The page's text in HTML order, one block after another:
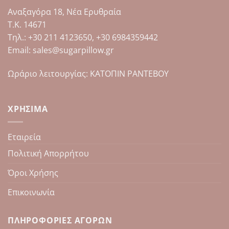
Αναξαγόρα 18, Νέα Ερυθραία
Τ.Κ. 14671
Tηλ.: +30 211 4123650, +30 6984359442
Email: sales@sugarpillow.gr
Ωράριο λειτουργίας: ΚΑΤΟΠΙΝ ΡΑΝΤΕΒΟΥ
ΧΡΉΣΙΜΑ
Εταιρεία
Πολιτική Απορρήτου
Όροι Χρήσης
Επικοινωνία
ΠΛΗΡΟΦΟΡΊΕΣ ΑΓΟΡΏΝ